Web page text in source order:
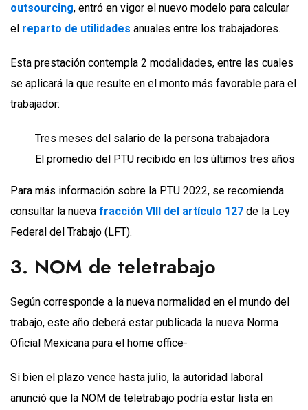
outsourcing, entró en vigor el nuevo modelo para calcular
el reparto de utilidades anuales entre los trabajadores.
Esta prestación contempla 2 modalidades, entre las cuales
se aplicará la que resulte en el monto más favorable para el
trabajador:
Tres meses del salario de la persona trabajadora
El promedio del PTU recibido en los últimos tres años
Para más información sobre la PTU 2022, se recomienda
consultar la nueva fracción VIII del artículo 127 de la Ley
Federal del Trabajo (LFT).
3. NOM de teletrabajo
Según corresponde a la nueva normalidad en el mundo del
trabajo, este año deberá estar publicada la nueva Norma
Oficial Mexicana para el home office-
Si bien el plazo vence hasta julio, la autoridad laboral
anunció que la NOM de teletrabajo podría estar lista en